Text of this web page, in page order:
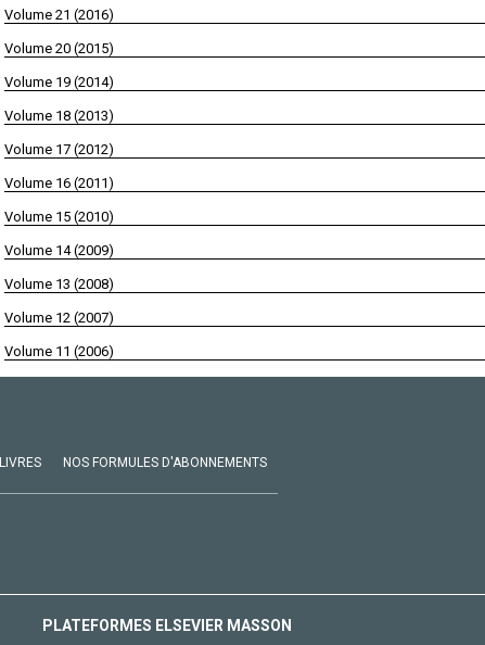
Volume 21 (2016)
Volume 20 (2015)
Volume 19 (2014)
Volume 18 (2013)
Volume 17 (2012)
Volume 16 (2011)
Volume 15 (2010)
Volume 14 (2009)
Volume 13 (2008)
Volume 12 (2007)
Volume 11 (2006)
LIVRES NOS FORMULES D'ABONNEMENTS
PLATEFORMES ELSEVIER MASSON